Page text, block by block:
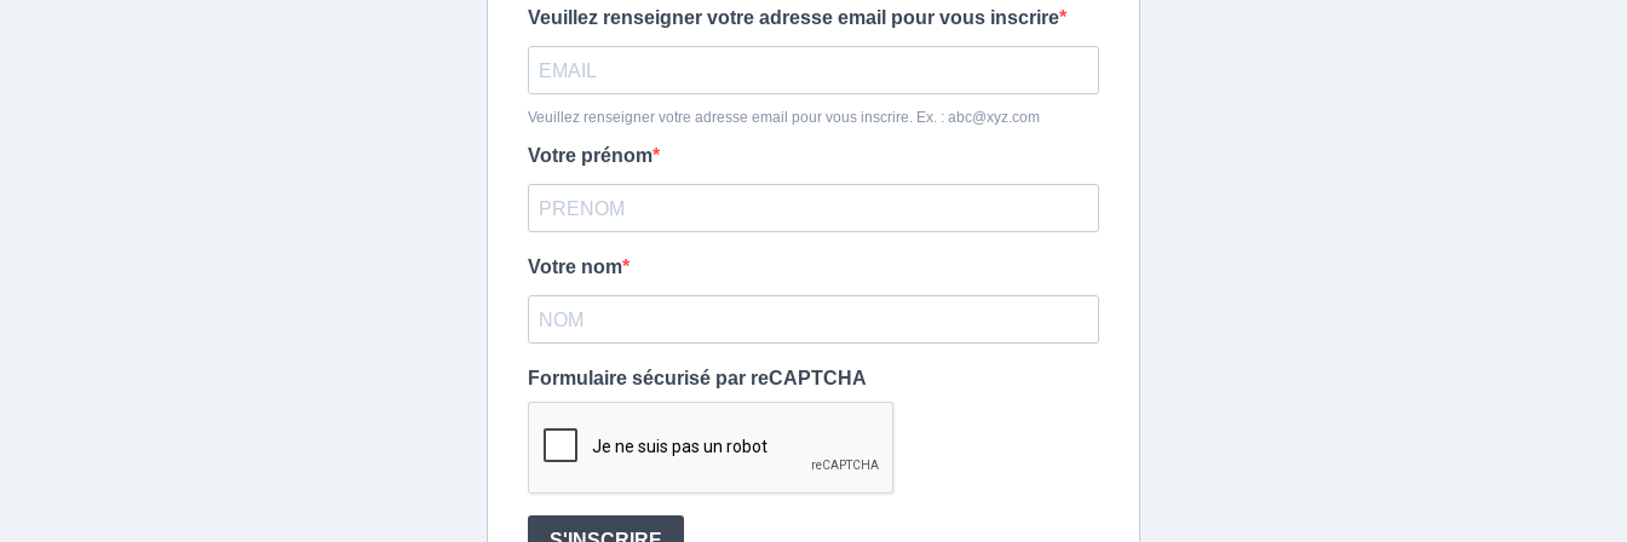
Veuillez renseigner votre adresse email pour vous inscrire
Veuillez renseigner votre adresse email pour vous inscrire. Ex. : abc@xyz.com
Votre prénom
Votre nom
Formulaire sécurisé par reCAPTCHA